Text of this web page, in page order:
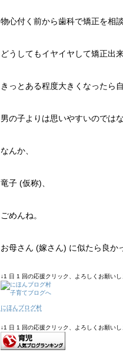
物心付く前から歯科で矯正を相
どうしてもイヤイヤして矯正出
きっとある程度大きくなったら
男の子よりは思いやすいのでは
なんか、
竜子 (仮称)、
ごめんね。
お母さん (嫁さん) に似たら良か
↓1 日 1 回の応援クリック、よろしくお願い
にほんブログ村
↓1 日 1 回の応援クリック、よろしくお願い